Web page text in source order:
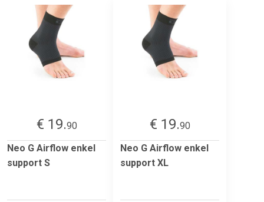
€ 19.90
Neo G Airflow enkel
support S
€ 19.90
Neo G Airflow enkel
support XL